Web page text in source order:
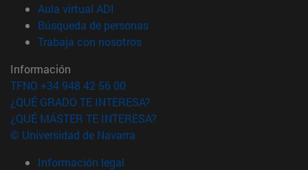
Aula virtual ADI
Búsqueda de personas(abre en nueva ventana)
Trabaja con nosotros(abre en nueva ventana)
Información
TFNO +34 948 42 56 00
¿QUÉ GRADO TE INTERESA?
¿QUÉ MÁSTER TE INTERESA?
© Universidad de Navarra
Información legal